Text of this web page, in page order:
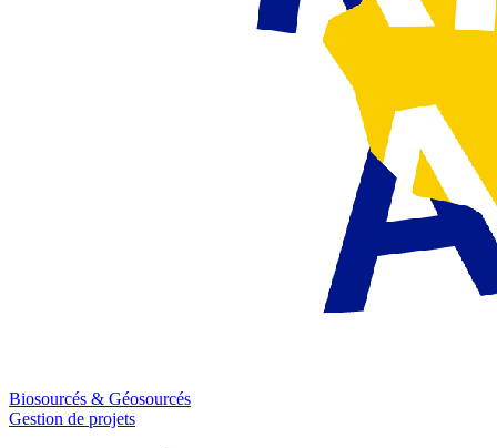
Biosourcés & Géosourcés
Gestion de projets